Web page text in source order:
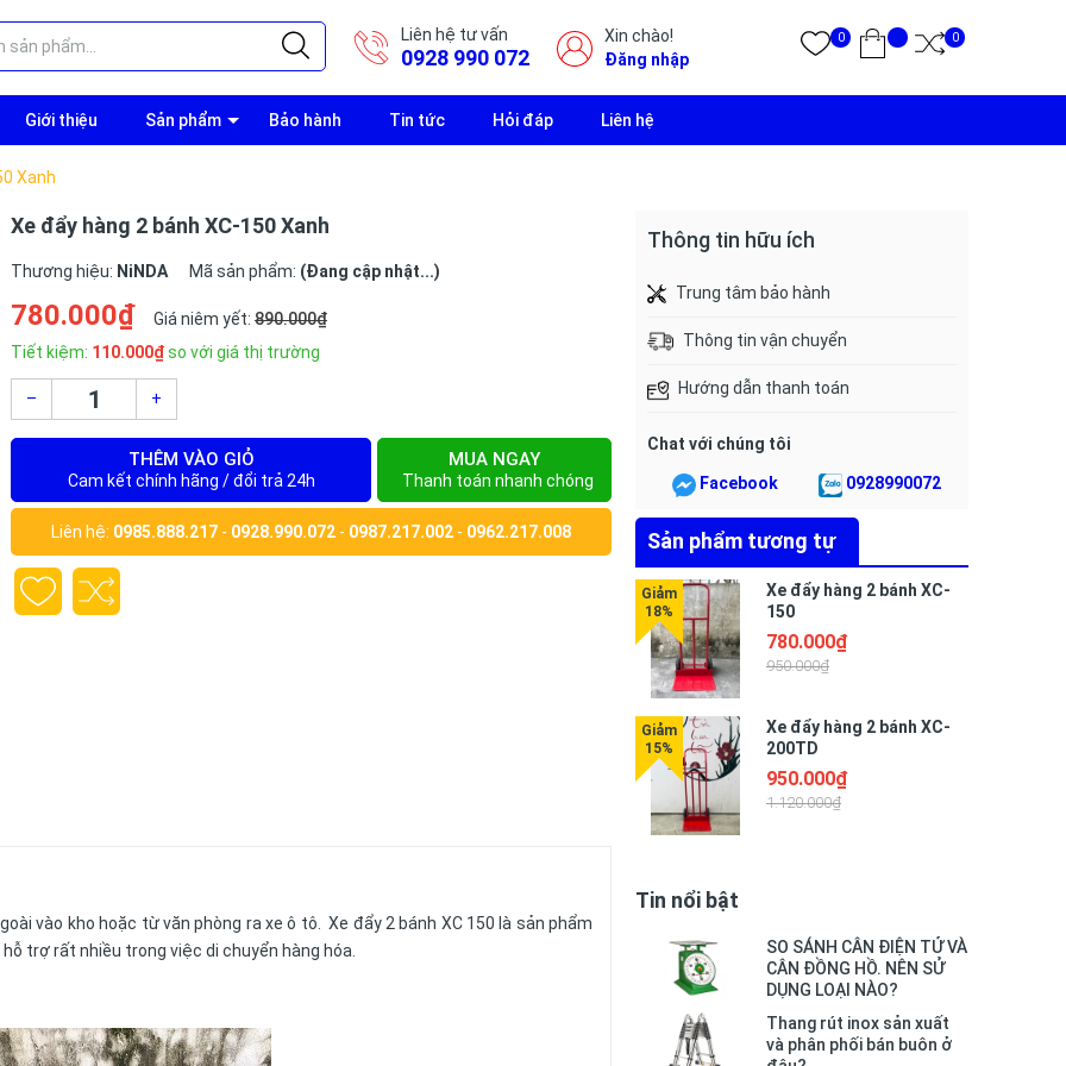
Liên hệ tư vấn
0928 990 072
Xin chào!
Đăng nhập
0 0
Giới thiệu Sản phẩm Bảo hành Tin tức Hỏi đáp Liên hệ
Xanh
Xe đẩy hàng 2 bánh XC-150 Xanh
Thương hiệu: NiNDA Mã sản phẩm: (Đang cập nhật...)
780.000₫ Giá niêm yết: 890.000₫
Tiết kiệm: 110.000₫so với giá thị trường
– +
THÊM VÀO GIỎ
Cam kết chính hãng / đổi trả 24h
MUA NGAY
Thanh toán nhanh chóng
Liên hệ: 0985.888.217 - 0928.990.072 - 0987.217.002 - 0962.217.008
vào kho hoặc từ văn phòng ra xe ô tô. Xe đẩy 2 bánh XC 150 là sản phẩm
trợ rất nhiều trong việc di chuyển hàng hóa.
Thông tin hữu ích
Trung tâm bảo hành
Thông tin vận chuyển
Hướng dẫn thanh toán
Chat với chúng tôi
Facebook 0928990072
Sản phẩm tương tự
Xe đẩy hàng 2 bánh XC-
150
780.000₫
950.000₫
Xe đẩy hàng 2 bánh XC-
200TD
950.000₫
1.120.000₫
Tin nổi bật
SO SÁNH CÂN ĐIỆN TỬ VÀ
CÂN ĐỒNG HỒ. NÊN SỬ
DỤNG LOẠI NÀO?
Thang rút inox sản xuất
và phân phối bán buôn ở